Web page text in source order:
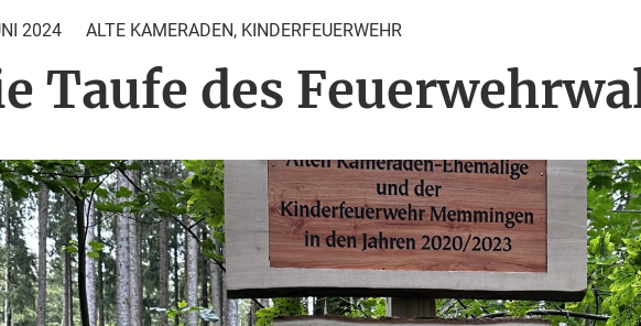
2024 ALTE KAMERADEN, KINDERFEUERWEHR
Taufe des